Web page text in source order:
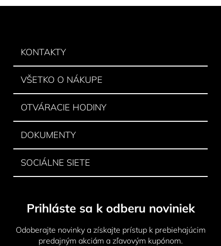
KONTAKTY
VŠETKO O NÁKUPE
OTVÁRACIE HODINY
DOKUMENTY
SOCIÁLNE SIETE
Prihláste sa k odberu noviniek
Odoberajte novinky a získajte prístup k prebiehajúcim
predajným akciám a zľavovým kupónom.